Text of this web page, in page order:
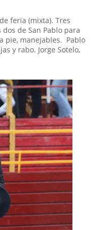
feria (mixta). Tres
de San Pablo para
pie, manejables. Pablo
y rabo. Jorge Sotelo,